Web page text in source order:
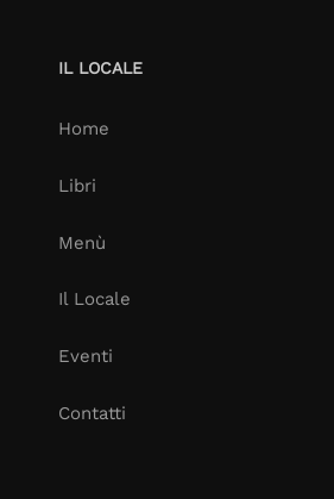
IL LOCALE
Home
Libri
Menù
Il Locale
Eventi
Contatti